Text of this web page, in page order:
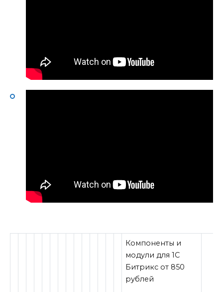
Компоненты и
модули для 1С
Битрикс от 850
рублей